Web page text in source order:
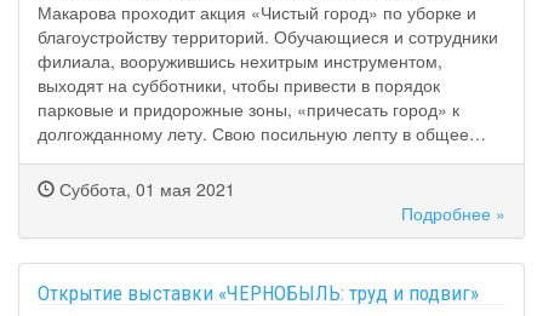
Макарова проходит акция «Чистый город» по уборке и
благоустройству территорий. Обучающиеся и сотрудники
филиала, вооружившись нехитрым инструментом,
выходят на субботники, чтобы привести в порядок
парковые и придорожные зоны, «причесать город» к
долгожданному лету. Свою посильную лепту в общее…
Суббота, 01 мая 2021
Подробнее »
Открытие выставки «ЧЕРНОБЫЛЬ: труд и подвиг»